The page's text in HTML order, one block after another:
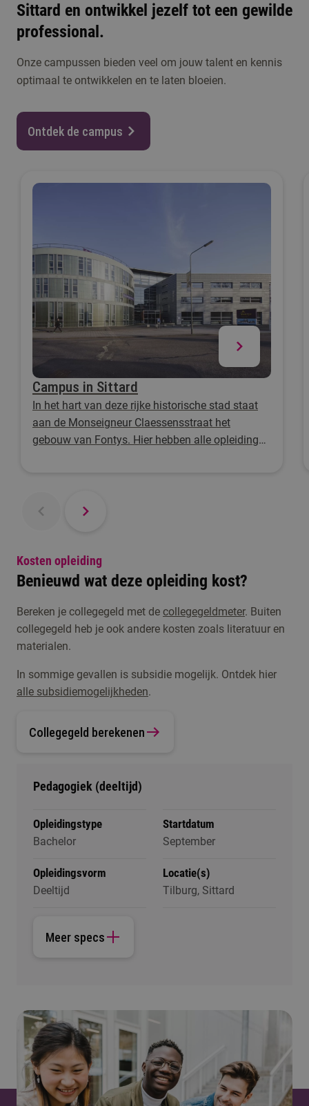
Sittard en ontwikkel jezelf tot een gewilde
professional.
Onze campussen bieden veel om jouw talent en kennis
optimaal te ontwikkelen en te laten bloeien.
Ontdek de campus
Campus in Sittard
In het hart van deze rijke historische stad staat
aan de Monseigneur Claessensstraat het
gebouw van Fontys. Hier hebben alle opleiding
Kosten opleiding
Benieuwd wat deze opleiding kost?
Bereken je collegegeld met de collegegeldmeter. Buiten
collegegeld heb je ook andere kosten zoals literatuur en
materialen.
In sommige gevallen is subsidie mogelijk. Ontdek hier
alle subsidiemogelijkheden.
Collegegeld berekenen
Pedagogiek (deeltijd)
Opleidingstype
Bachelor
Startdatum
September
Opleidingsvorm
Deeltijd
Locatie(s)
Tilburg, Sittard
Meer specs